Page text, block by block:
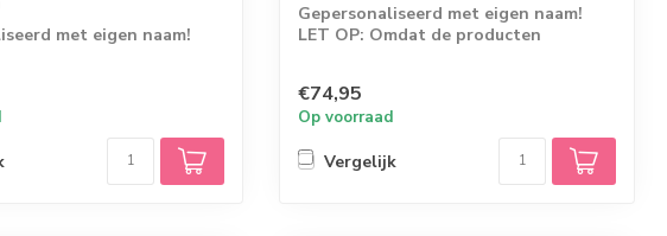
met eigen naam!
Gepersonaliseerd met eigen naam!
LET OP: Omdat de producten
€74,95
Op voorraad
Vergelijk